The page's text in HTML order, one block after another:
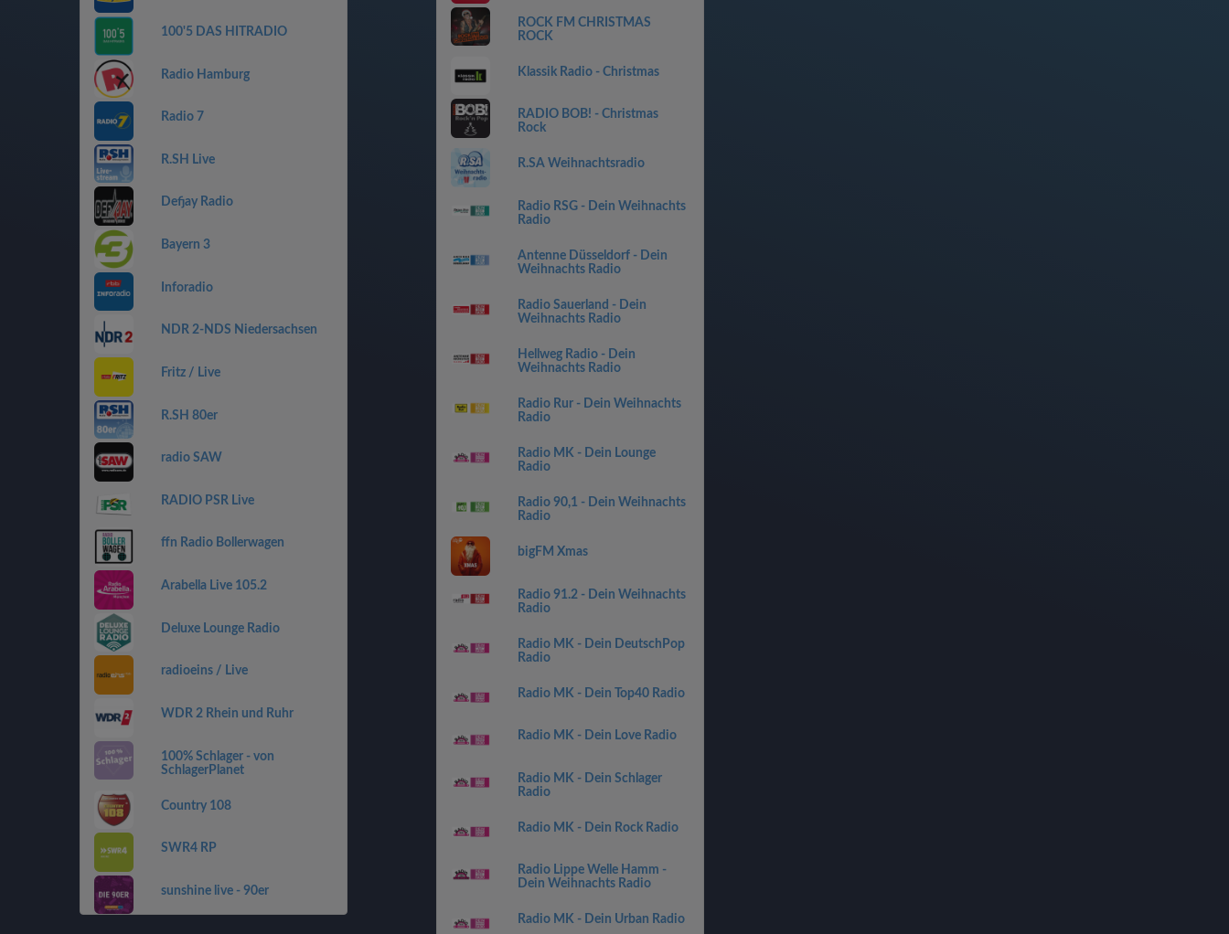
100'5 DAS HITRADIO
Radio Hamburg
Radio 7
R.SH Live
Defjay Radio
Bayern 3
Inforadio
NDR 2-NDS Niedersachsen
Fritz / Live
R.SH 80er
radio SAW
RADIO PSR Live
ffn Radio Bollerwagen
Arabella Live 105.2
Deluxe Lounge Radio
radioeins / Live
WDR 2 Rhein und Ruhr
100% Schlager - von
SchlagerPlanet
Country 108
SWR4 RP
sunshine live - 90er
ROCK FM CHRISTMAS
ROCK
Klassik Radio - Christmas
RADIO BOB! - Christmas
Rock
R.SA Weihnachtsradio
Radio RSG - Dein Weihnachts
Radio
Antenne Düsseldorf - Dein
Weihnachts Radio
Radio Sauerland - Dein
Weihnachts Radio
Hellweg Radio - Dein
Weihnachts Radio
Radio Rur - Dein Weihnachts
Radio
Radio MK - Dein Lounge
Radio
Radio 90,1 - Dein Weihnachts
Radio
bigFM Xmas
Radio 91.2 - Dein Weihnachts
Radio
Radio MK - Dein DeutschPop
Radio
Radio MK - Dein Top40 Radio
Radio MK - Dein Love Radio
Radio MK - Dein Schlager
Radio
Radio MK - Dein Rock Radio
Radio Lippe Welle Hamm -
Dein Weihnachts Radio
Radio MK - Dein Urban Radio